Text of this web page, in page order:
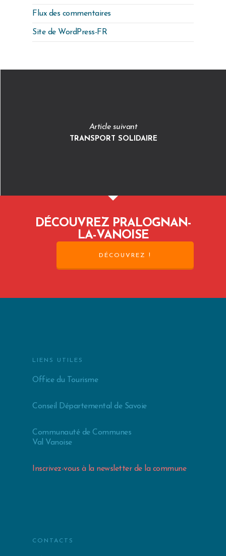
Flux des commentaires
Site de WordPress-FR
Article suivant
TRANSPORT SOLIDAIRE
DÉCOUVREZ PRALOGNAN-
LA-VANOISE
DÉCOUVREZ !
LIENS UTILES
Office du Tourisme
Conseil Départemental de Savoie
Communauté de Communes
Val Vanoise
Inscrivez-vous à la newsletter de la commune
CONTACTS